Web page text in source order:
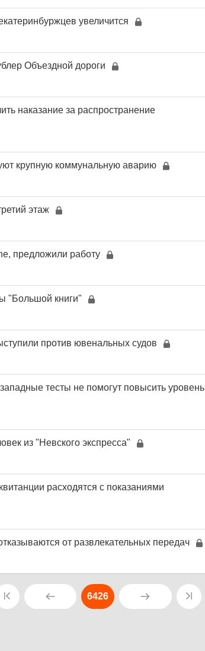
увеличится
Объездной дороги
наказание за распространение
крупную коммунальную аварию
этаж
предложили работу
"Большой книги"
против ювенальных судов
тесты не помогут повысить уровень
из "Невского экспресса"
расходятся с показаниями
от развлекательных передач
6426